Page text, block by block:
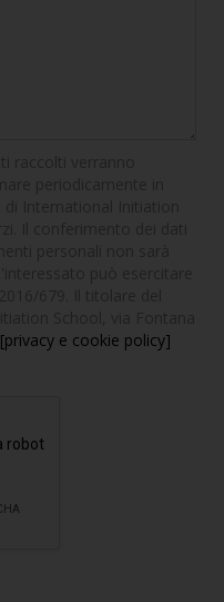
[privacy e cookie policy]